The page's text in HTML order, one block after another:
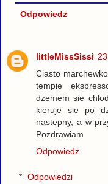
Odpowiedz
littleMissSissi
Ciasto
tempie
dzemem sie
kieruje sie po
nastepny, a w
Pozdrawiam
Odpowiedz
Odpowiedzi